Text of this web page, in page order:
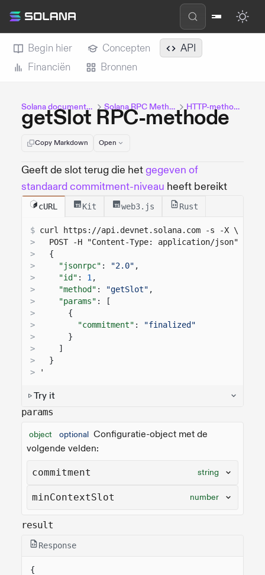
Begin hier Concepten
API
Financiën
Bronnen
Solana documentatie Solana RPC Methods HTTP-methoden
getSlot RPC-methode
Copy Markdown Open
Geeft de slot terug die hetgegeven of
standaard commitment-niveau heeft bereikt
cURL Kit web3.js Rust
$ curl https://api.devnet.solana.com -s -X \
>
POST -H "Content-Type: application/json" -d
>
{
>
"jsonrpc" : "2.0" ,
>
"id" : 1 ,
>
"method" : "getSlot" ,
>
"params" : [
>
{
>
"commitment" :
"finalized"
>
}
>
]
>
}
>
'
Try it
params
object optional Configuratie-object met de
volgende velden:
commitment string
minContextSlot number
result
Response
{